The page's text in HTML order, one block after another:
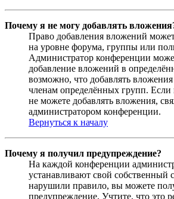
Почему я не могу добавлять
Право добавления вложений
на уровне форума, группы или
Администратор конференции
добавление вложений в
возможно, что добавлять
членам определённых групп. Если
не можете добавлять вложения,
администратором конференции.
Вернуться к началу
Почему я получил предупреждение?
На каждой конференции
устанавливают свой собственный
нарушили правило, вы можете
предупреждение. Учтите, что это